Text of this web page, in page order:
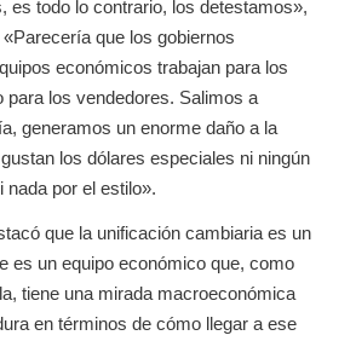
es todo lo contrario, los detestamos»,
que los gobiernos
económicos trabajan para los
para los vendedores. Salimos a
generamos un enorme daño a la
los dólares especiales ni ningún
nada por el estilo».
que la unificación cambiaria es un
es un equipo económico que, como
tiene una mirada macroeconómica
en términos de cómo llegar a ese